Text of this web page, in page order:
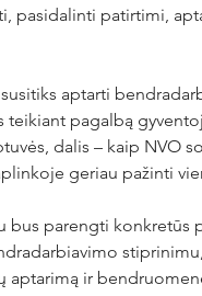
pasidalinti patirtimi,
aptarti
teikiant pagalbą
dalis – kaip NVO
geriau pažinti
bus parengti konkretūs
aptarimą ir